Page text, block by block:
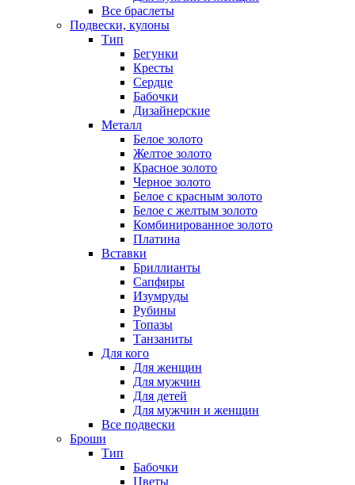
Все браслеты
Подвески, кулоны
Тип
Бегунки
Кресты
Сердце
Бабочки
Дизайнерские
Металл
Белое золото
Желтое золото
Красное золото
Черное золото
Белое с красным золото
Белое с желтым золото
Комбинированное золото
Платина
Вставки
Бриллианты
Сапфиры
Изумруды
Рубины
Топазы
Танзаниты
Для кого
Для женщин
Для мужчин
Для детей
Для мужчин и женщин
Все подвески
Броши
Тип
Бабочки
Цветы